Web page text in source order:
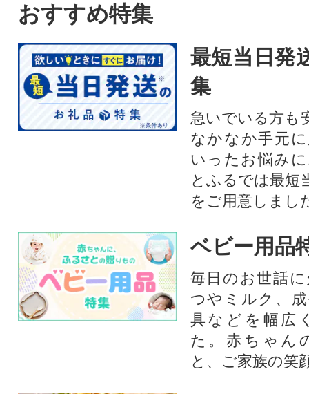
おすすめ特集
最短当日発
集
急いでいる方も
なかなか手元
いったお悩み
とふるでは最短
をご用意しまし
ベビー用品
毎日のお世話
つやミルク、
具などを幅広
た。赤ちゃん
と、ご家族の笑